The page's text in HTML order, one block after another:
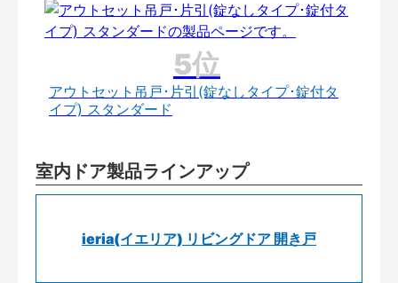
アウトセット吊戸･片引(錠なしタイプ･錠付タ
イプ) スタンダード
室内ドア製品ラインアップ
ieria(イエリア) リビングドア 開き戸